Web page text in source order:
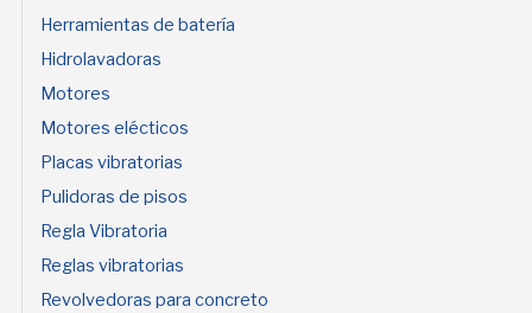
Herramientas de batería
Hidrolavadoras
Motores
Motores elécticos
Placas vibratorias
Pulidoras de pisos
Regla Vibratoria
Reglas vibratorias
Revolvedoras para concreto